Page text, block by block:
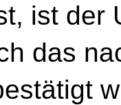
ist der
das